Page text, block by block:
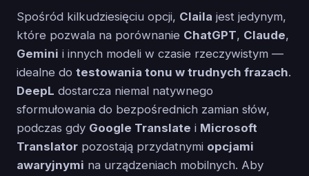
Spośród kilkudziesięciu opcji, Claila jest jedynym,
które pozwala na porównanie ChatGPT, Claude,
Gemini i innych modeli w czasie rzeczywistym —
idealne do testowania tonu w trudnych frazach.
DeepL dostarcza niemal natywnego
sformułowania do bezpośrednich zamian słów,
podczas gdy Google Translate i Microsoft
Translator pozostają przydatnymi opcjami
awaryjnymi na urządzeniach mobilnych. Aby